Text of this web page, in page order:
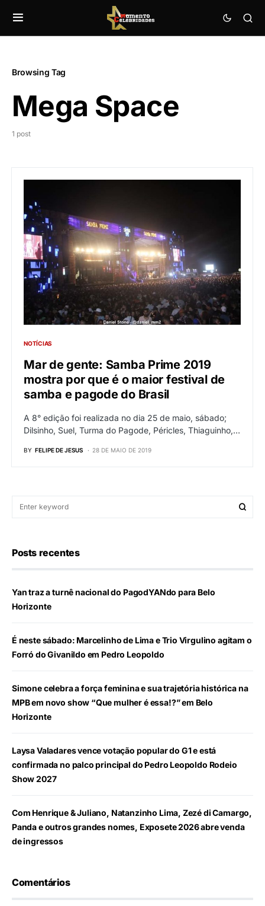
Browsing Tag
Mega Space
1 post
NOTÍCIAS
Mar de gente: Samba Prime 2019
mostra por que é o maior festival de
samba e pagode do Brasil
A 8° edição foi realizada no dia 25 de maio, sábado;
Dilsinho, Suel, Turma do Pagode, Péricles, Thiaguinho,…
BY FELIPE DE JESUS 28 DE MAIO DE 2019
Posts recentes
Yan traz a turnê nacional do PagodYANdo para Belo
Horizonte
É neste sábado: Marcelinho de Lima e Trio Virgulino agitam o
Forró do Givanildo em Pedro Leopoldo
Simone celebra a força feminina e sua trajetória histórica na
MPB em novo show “Que mulher é essa!?” em Belo
Horizonte
Laysa Valadares vence votação popular do G1 e está
confirmada no palco principal do Pedro Leopoldo Rodeio
Show 2027
Com Henrique & Juliano, Natanzinho Lima, Zezé di Camargo,
Panda e outros grandes nomes, Exposete 2026 abre venda
de ingressos
Comentários